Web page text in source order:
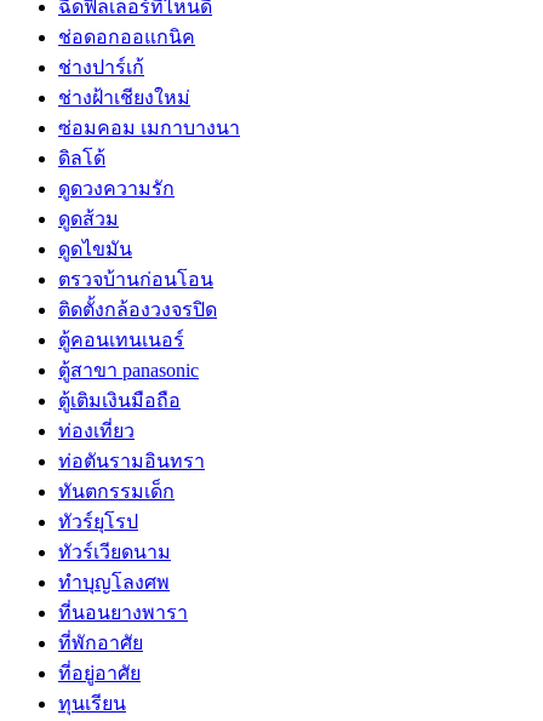
ฉีดฟิลเลอร์ที่ไหนดี
ช่อดอกออแกนิค
ช่างปาร์เก้
ช่างฝ้าเชียงใหม่
ซ่อมคอม เมกาบางนา
ดิลโด้
ดูดวงความรัก
ดูดส้วม
ดูดไขมัน
ตรวจบ้านก่อนโอน
ติดตั้งกล้องวงจรปิด
ตู้คอนเทนเนอร์
ตู้สาขา panasonic
ตู้เติมเงินมือถือ
ท่องเที่ยว
ท่อตันรามอินทรา
ทันตกรรมเด็ก
ทัวร์ยุโรป
ทัวร์เวียดนาม
ทำบุญโลงศพ
ที่นอนยางพารา
ที่พักอาศัย
ที่อยู่อาศัย
ทุนเรียน